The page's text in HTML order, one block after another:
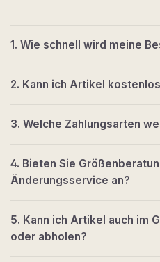
1. Wie schnell wird meine
2. Kann ich Artikel
3. Welche Zahlungsarten
4. Bieten Sie
Änderungsservice an?
5. Kann ich Artikel auch im
oder abholen?